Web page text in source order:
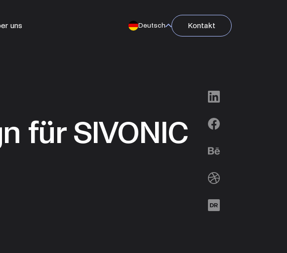
uns Deutsch Kontakt
Facebook
Behance
Dribbble
für SIVONIC